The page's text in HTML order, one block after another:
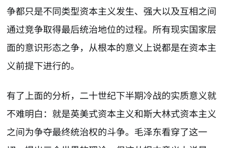
争都只是不同类型资本主义发生、强大以及互相之间
通过竞争取得最后统治地位的过程。所有现实国家层
面的意识形态之争，从根本的意义上说都是在资本主
义前提下进行的。
有了上面的分析，二十世纪下半期冷战的实质意义就
不难明白：就是英美式资本主义和斯大林式资本主义
之间为争夺最终统治权的斗争。毛泽东看穿了这一